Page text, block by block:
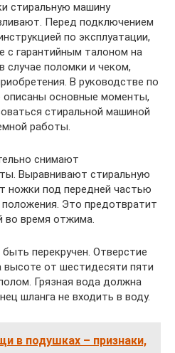
стиральную машину
Перед подключением
по эксплуатации,
с гарантийным талоном на
случае поломки и чеком,
В руководстве по
основные моменты,
стиральной машиной
работы.
снимают
Выравнивают стиральную
ножки под передней частью
Это предотвратит
во время отжима.
перекручен. Отверстие
высоте от шестидесяти пяти
Грязная вода должна
шланга не входить в воду.
в подушках – признаки,